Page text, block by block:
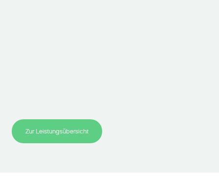
Zur Leistungsübersicht